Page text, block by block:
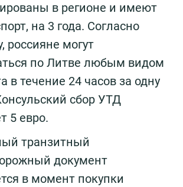
в регионе и имеют
на 3 года. Согласно
россияне могут
по Литве любым видом
в течение 24 часов за одну
сбор УТД
5 евро.
транзитный
документ
в момент покупки